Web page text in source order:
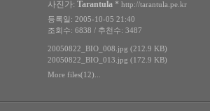
사진가: Tarantula * http://tarantula.pe.kr
등록일: 2005-10-05 21:40
조회수: 6838 / 추천수: 3487
20050822_BIO_008.jpg (212.9 KB)
20050822_BIO_013.jpg (172.9 KB)
More files(12)...